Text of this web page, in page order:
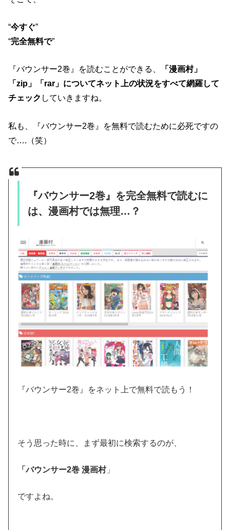
“今すぐ”
“完全無料で”
『バウンサー2巻』を読むことができる、
「漫画村」
「zip」「rar」についてネット上の状況をすべて網羅して
チェック していきますね。
私も、『バウンサー2巻』を無料で読むために必死ですの
で….（笑）
『バウンサー2巻』を完全無料で読むに
は、漫画村では無理…？
『バウンサー2巻』をネット上で無料で読もう！
そう思った時に、まず最初に検索するのが、
「バウンサー2巻 漫画村」
ですよね。